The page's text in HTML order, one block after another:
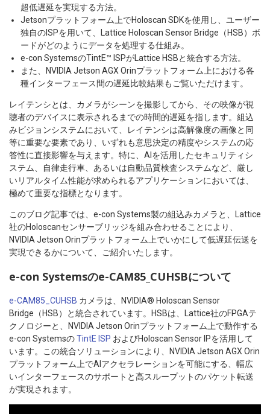
超低遅延を実現する方法。
Jetsonプラットフォーム上でHoloscan SDKを使用し、ユーザー
独自のISPを用いて、Lattice Holoscan Sensor Bridge（HSB）ボ
ードがどのようにデータを処理する仕組み。
e-con SystemsのTintE™ ISPがLattice HSBと統合する方法。
また、NVIDIA Jetson AGX Orinプラットフォーム上における各
種インターフェース間の遅延比較結果もご覧いただけます。
レイテンシとは、カメラがシーンを撮影してから、その映像が視
聴者のデバイスに表示されるまでの時間的遅延を指します。組込
みビジョンシステムにおいて、レイテンシは高解像度の画像と同
等に重要な要素であり、いずれも意思決定の精度やシステムの応
答性に直接影響を与えます。特に、AIを活用したセキュリティシ
ステム、自律走行車、あるいは自動品質検査システムなど、厳し
いリアルタイム性能が求められるアプリケーションにおいては、
極めて重要な指標となります。
このブログ記事では、e-con Systems製の組込みカメラと、Lattice
社のHoloscanセンサーブリッジを組み合わせることにより、
NVIDIA Jetson Orinプラットフォーム上でいかにして低遅延伝送を
実現できるかについて、ご紹介いたします。
e-con Systemsのe-CAM85_CUHSBについて
e-CAM85_CUHSB カメラは、NVIDIA® Holoscan Sensor
Bridge（HSB）と統合されています。HSBは、Lattice社のFPGAテ
クノロジーと、NVIDIA Jetson Orinプラットフォーム上で動作する
e-con SystemsのTintE ISP およびHoloscan Sensor IPを活用して
います。この統合ソリューションにより、NVIDIA Jetson AGX Orin
プラットフォーム上でAIアクセラレーションを可能にする、幅広
いインターフェースのサポートと高スループットのパケット転送
が実現されます。